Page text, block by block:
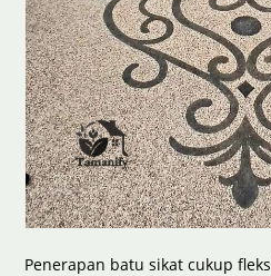
Penerapan batu sikat cukup